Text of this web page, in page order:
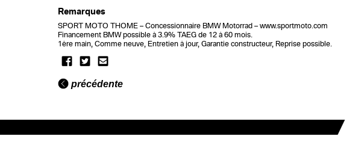
Remarques
SPORT MOTO THOME – Concessionnaire BMW Motorrad – www.sportmoto.com
Financement BMW possible à 3.9% TAEG de 12 à 60 mois.
1ère main, Comme neuve, Entretien à jour, Garantie constructeur, Reprise possible.
précédente